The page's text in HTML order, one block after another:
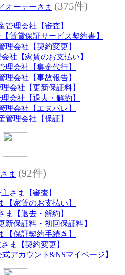
オーナーさま (375件)
管理会社【審査】
賃貸保証サービス契約書】
理会社【契約変更】
社【家賃のお支払い】
理会社【集金代行】
理会社【事故報告】
会社【更新保証料】
会社【退去・解約】
理会社【エヌパレ】
管理会社【保証】
ま (92件)
さま【審査】
【家賃のお支払い】
ま【退去・解約】
新保証料・初回保証料】
【保証契約手続き】
ま【契約変更】
アカウント&NSマイページ】